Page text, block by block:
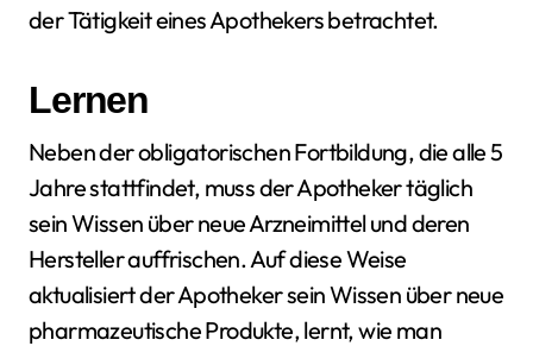
der Tätigkeit eines Apothekers betrachtet.
Lernen
Neben der obligatorischen Fortbildung, die alle 5
Jahre stattfindet, muss der Apotheker täglich
sein Wissen über neue Arzneimittel und deren
Hersteller auffrischen. Auf diese Weise
aktualisiert der Apotheker sein Wissen über neue
pharmazeutische Produkte, lernt, wie man